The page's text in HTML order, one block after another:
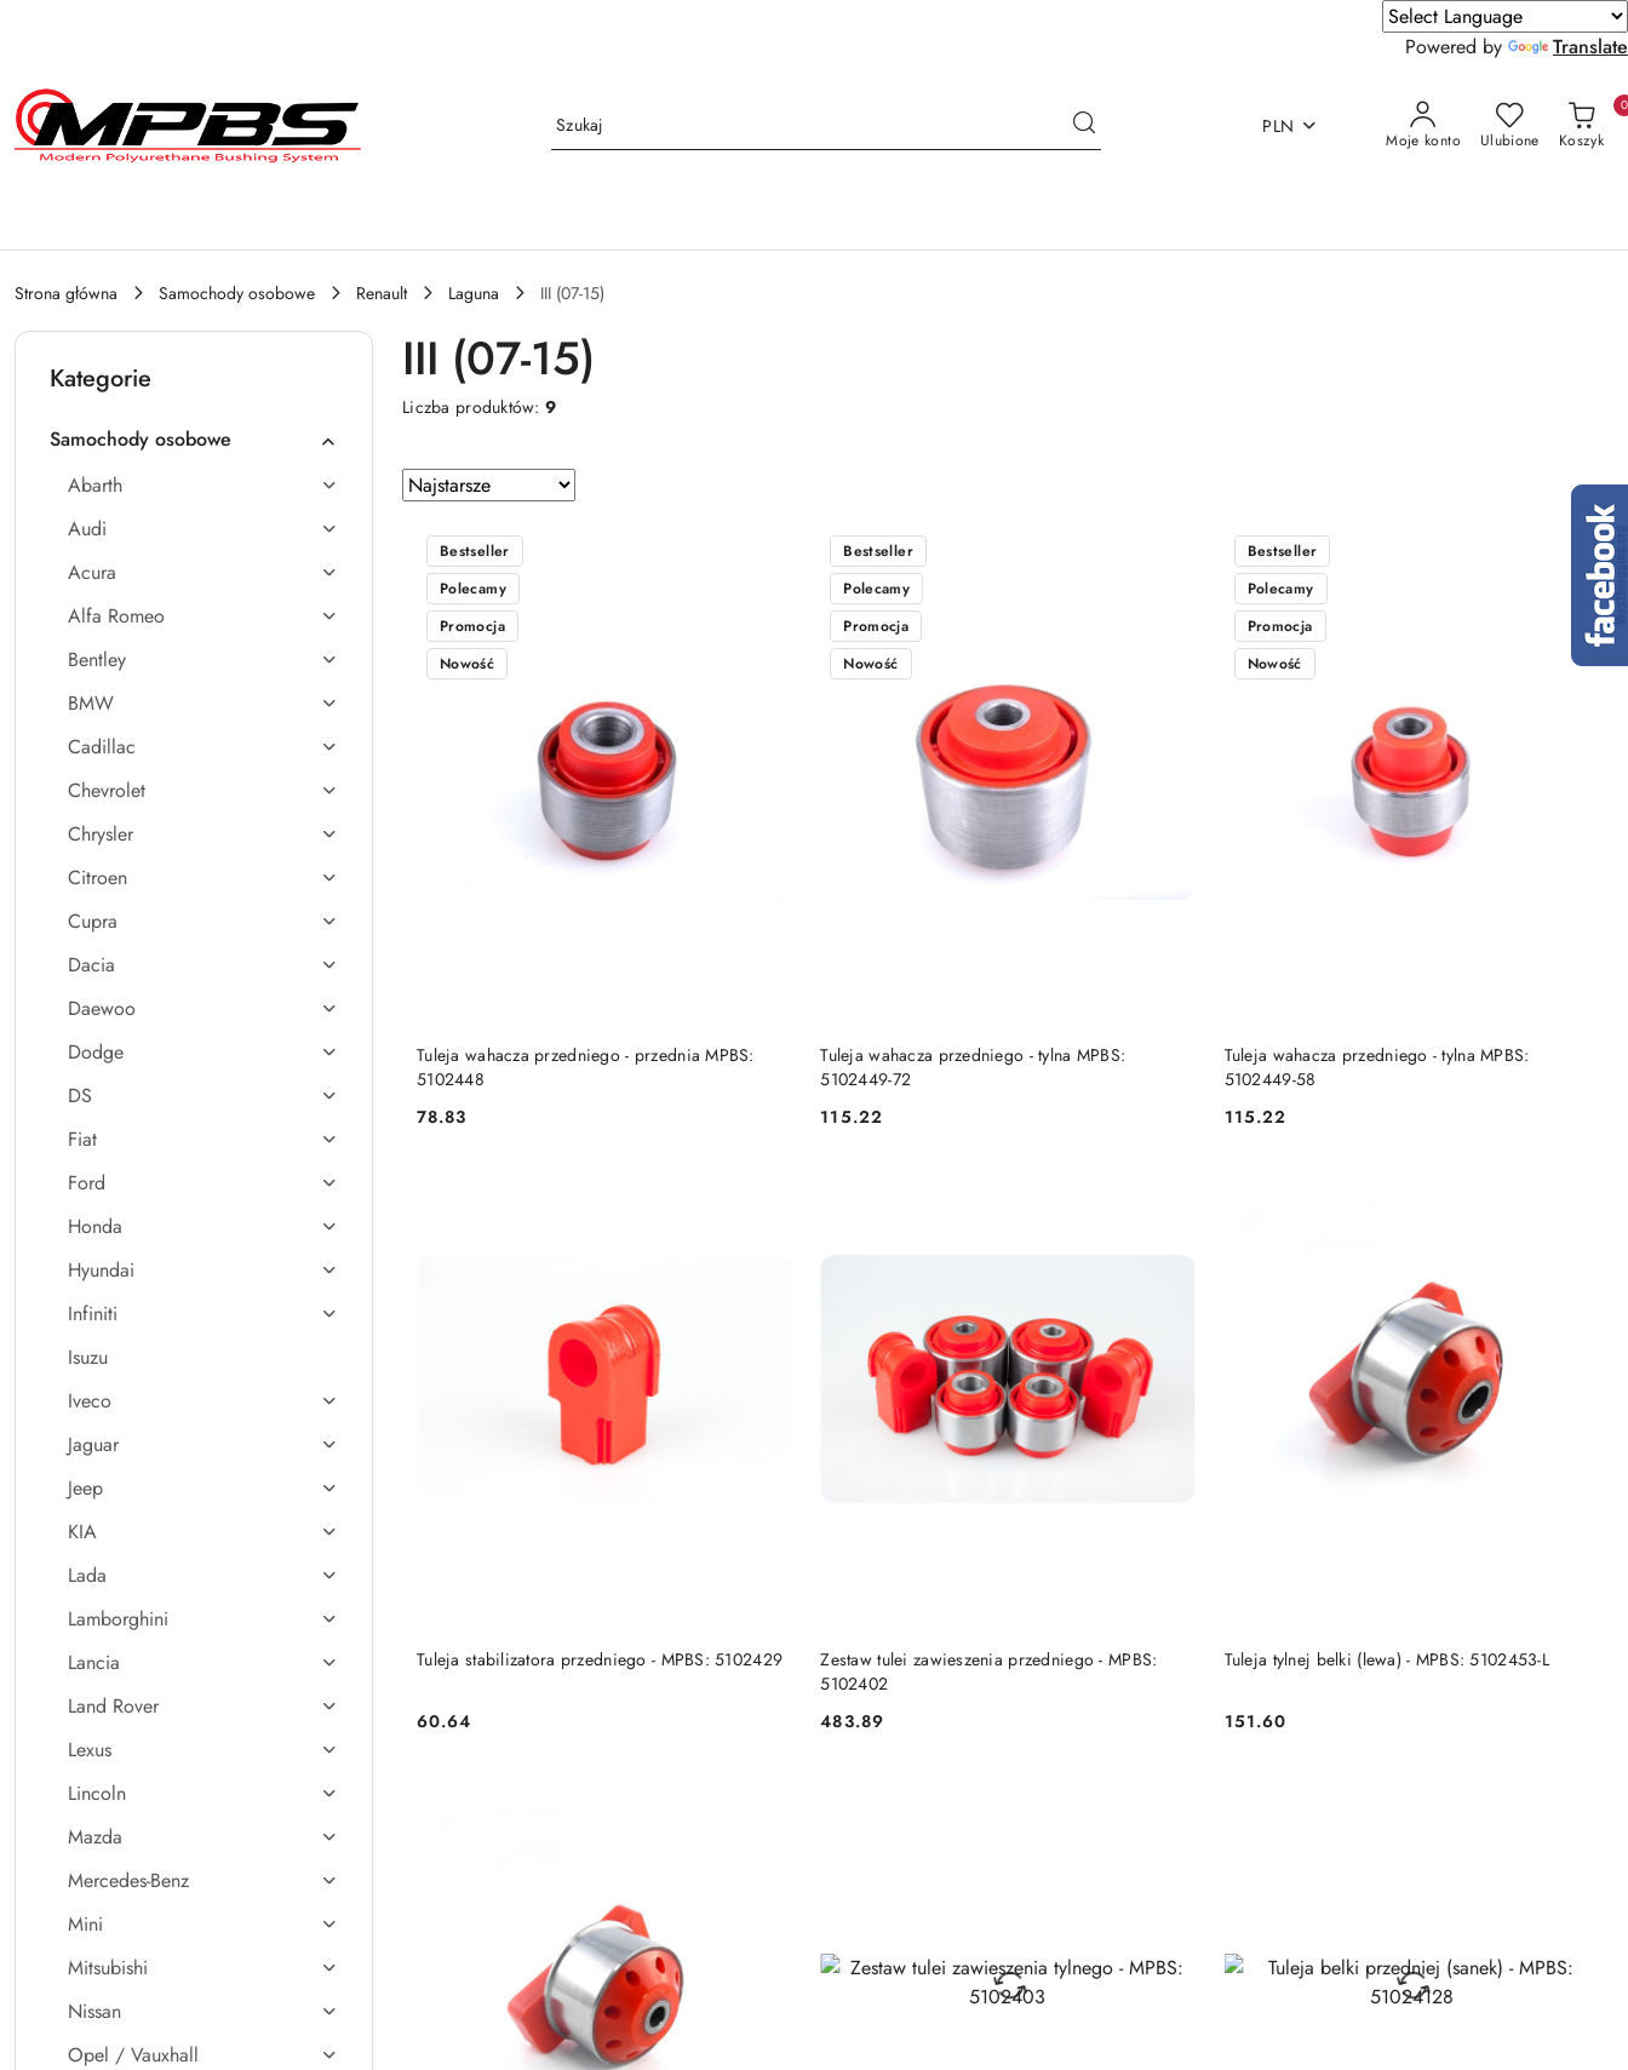
Powered by
Translate
Przejdź do treści głównej
Przejdź do wyszukiwarki
Przejdź do moje konto
Przejdź do menu głównego
Przejdź do stopki
PLN
Moje konto Ulubione Koszyk
0
Strona główna Samochody osobowe Renault Laguna III (07-15)
Kategorie
Samochody osobowe
Abarth
Audi
Acura
Alfa Romeo
Bentley
BMW
Cadillac
Chevrolet
Chrysler
Citroen
Cupra
Dacia
Daewoo
Dodge
DS
Fiat
Ford
Honda
Hyundai
Infiniti
Isuzu
Iveco
Jaguar
Jeep
KIA
Lada
Lamborghini
Lancia
Land Rover
Lexus
Lincoln
Mazda
Mercedes-Benz
Mini
Mitsubishi
Nissan
Opel / Vauxhall
III (07-15)
Liczba produktów:9
Zastosowano
sortowanie:
Najstarsze.
Sortuj
według
Tuleja wahacza przedniego - przednia MPBS:
5102448
Cena:
78.83
Bestseller
Polecamy
Promocja
Nowość
DO KOSZYKA
Tuleja wahacza przedniego - tylna MPBS:
5102449-72
Cena:
115.22
Bestseller
Polecamy
Promocja
Nowość
DO KOSZYKA
Tuleja wahacza przedniego - tylna MPBS:
5102449-58
Cena:
115.22
Bestseller
Polecamy
Promocja
Nowość
DO KOSZYKA
Tuleja stabilizatora przedniego - MPBS: 5102429
Cena:
60.64
DO KOSZYKA
Zestaw tulei zawieszenia przedniego - MPBS:
5102402
Cena:
483.89
DO KOSZYKA Tuleja tylnej belki (lewa) - MPBS: 5102453-L
Cena:
151.60
DO KOSZYKA